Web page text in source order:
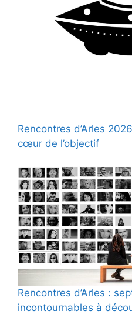
Rencontres d’Arles
cœur de l’objectif
Rencontres d’Arles :
incontournables à